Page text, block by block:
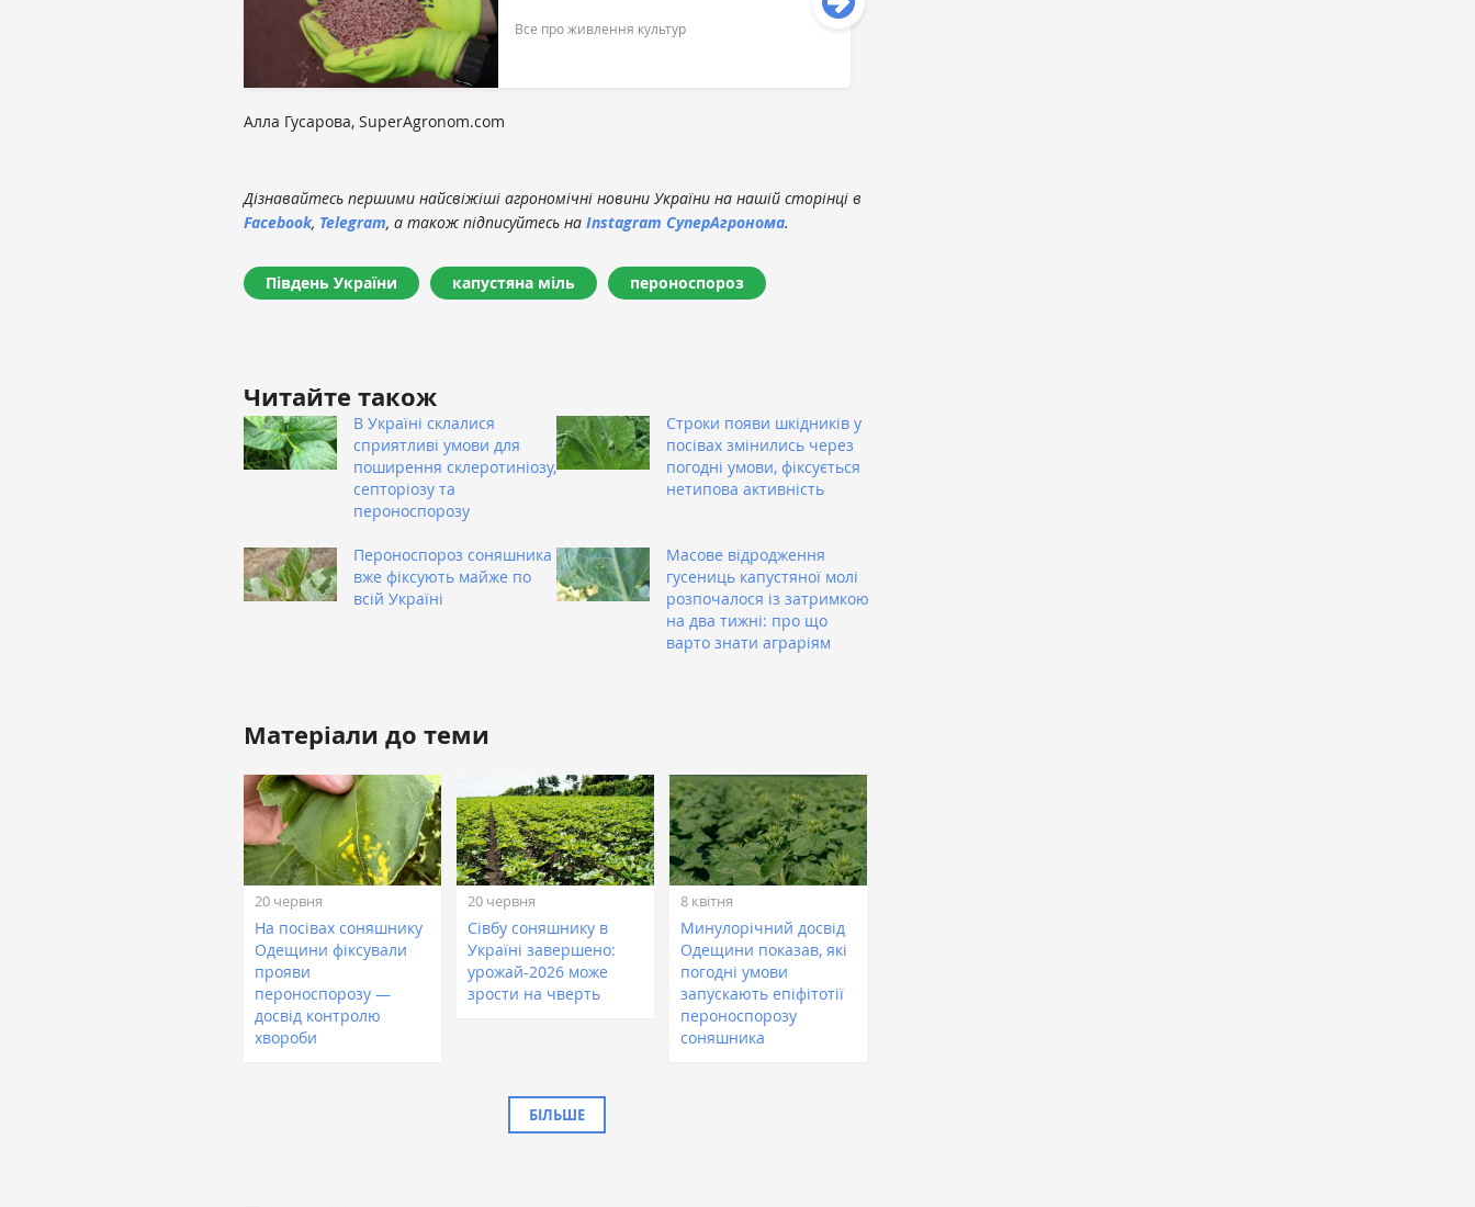
Все про живлення культур
Алла Гусарова, SuperAgronom.com
Дізнавайтесь першими найсвіжіші агрономічні новини України на нашій сторінці в
Facebook, Telegram, а також підписуйтесь на Instagram СуперАгронома.
Південь України капустяна міль пероноспороз
Читайте також
В Україні склалися
сприятливі умови для
поширення склеротиніозу,
септоріозу та
пероноспорозу
Строки появи шкідників у
посівах змінились через
погодні умови, фіксується
нетипова активність
Пероноспороз соняшника
вже фіксують майже по
всій Україні
Масове відродження
гусениць капустяної молі
розпочалося із затримкою
на два тижні: про що
варто знати аграріям
Матеріали до теми
20 червня
На посівах соняшнику
Одещини фіксували
прояви
пероноспорозу —
досвід контролю
хвороби
20 червня
Сівбу соняшнику в
Україні завершено:
урожай-2026 може
зрости на чверть
8 квітня
Минулорічний досвід
Одещини показав, які
погодні умови
запускають епіфітотії
пероноспорозу
соняшника
БІЛЬШЕ